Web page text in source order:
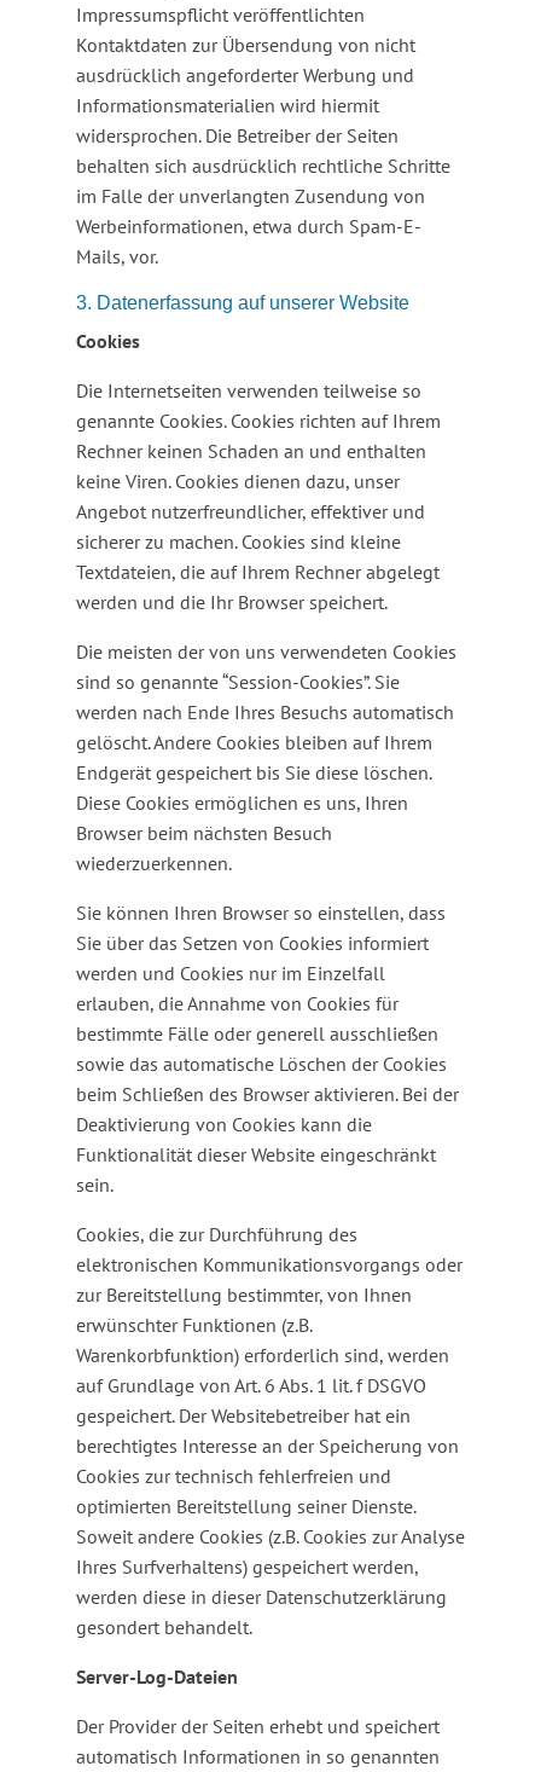
Impressumspflicht veröffentlichten
Kontaktdaten zur Übersendung von nicht
ausdrücklich angeforderter Werbung und
Informationsmaterialien wird hiermit
widersprochen. Die Betreiber der Seiten
behalten sich ausdrücklich rechtliche Schritte
im Falle der unverlangten Zusendung von
Werbeinformationen, etwa durch Spam-E-
Mails, vor.
3. Datenerfassung auf unserer Website
Cookies
Die Internetseiten verwenden teilweise so
genannte Cookies. Cookies richten auf Ihrem
Rechner keinen Schaden an und enthalten
keine Viren. Cookies dienen dazu, unser
Angebot nutzerfreundlicher, effektiver und
sicherer zu machen. Cookies sind kleine
Textdateien, die auf Ihrem Rechner abgelegt
werden und die Ihr Browser speichert.
Die meisten der von uns verwendeten Cookies
sind so genannte “Session-Cookies”. Sie
werden nach Ende Ihres Besuchs automatisch
gelöscht. Andere Cookies bleiben auf Ihrem
Endgerät gespeichert bis Sie diese löschen.
Diese Cookies ermöglichen es uns, Ihren
Browser beim nächsten Besuch
wiederzuerkennen.
Sie können Ihren Browser so einstellen, dass
Sie über das Setzen von Cookies informiert
werden und Cookies nur im Einzelfall
erlauben, die Annahme von Cookies für
bestimmte Fälle oder generell ausschließen
sowie das automatische Löschen der Cookies
beim Schließen des Browser aktivieren. Bei der
Deaktivierung von Cookies kann die
Funktionalität dieser Website eingeschränkt
sein.
Cookies, die zur Durchführung des
elektronischen Kommunikationsvorgangs oder
zur Bereitstellung bestimmter, von Ihnen
erwünschter Funktionen (z.B.
Warenkorbfunktion) erforderlich sind, werden
auf Grundlage von Art. 6 Abs. 1 lit. f DSGVO
gespeichert. Der Websitebetreiber hat ein
berechtigtes Interesse an der Speicherung von
Cookies zur technisch fehlerfreien und
optimierten Bereitstellung seiner Dienste.
Soweit andere Cookies (z.B. Cookies zur Analyse
Ihres Surfverhaltens) gespeichert werden,
werden diese in dieser Datenschutzerklärung
gesondert behandelt.
Server-Log-Dateien
Der Provider der Seiten erhebt und speichert
automatisch Informationen in so genannten